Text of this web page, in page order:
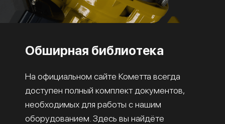
Обширная библиотека
На официальном сайте Кометта всегда
доступен полный комплект документов,
необходимых для работы с нашим
оборудованием. Здесь вы найдёте